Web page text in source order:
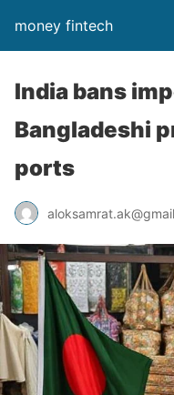
money fintech
India bans
Bangladeshi
ports